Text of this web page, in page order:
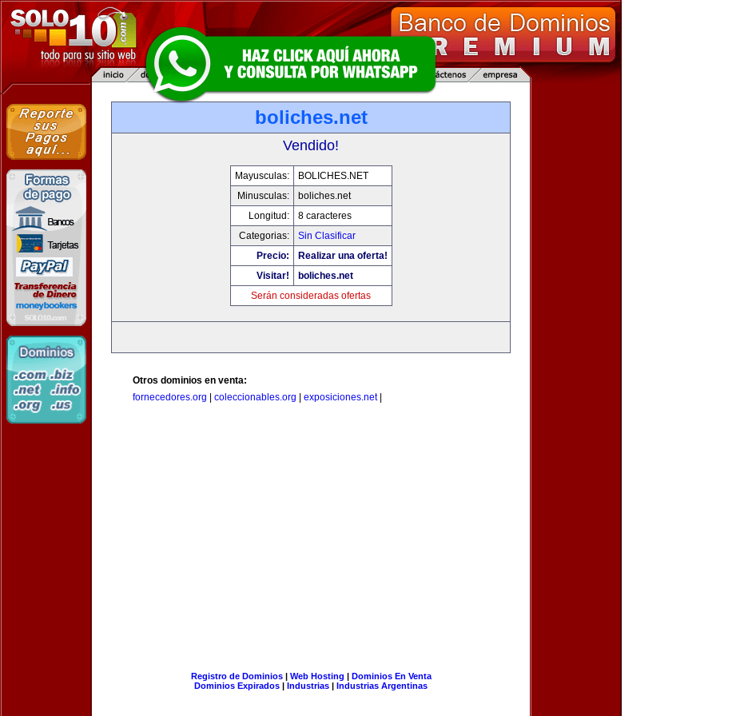
boliches.net
Vendido!
Mayusculas:
BOLICHES.NET
Minusculas:
boliches.net
Longitud:
8 caracteres
Categorias:
Sin Clasificar
Precio:
Realizar una oferta!
Visitar!
boliches.net
Serán consideradas ofertas
Otros dominios en venta:
fornecedores.org
coleccionables.org exposiciones.net|
Registro de Dominios| Web Hosting | Dominios En Venta
Dominios Expirados | Industrias | Industrias Argentinas